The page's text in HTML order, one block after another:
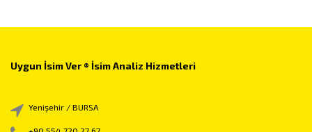
Uygun İsim Ver ® İsim Analiz Hizmetleri
Yenişehir / BURSA